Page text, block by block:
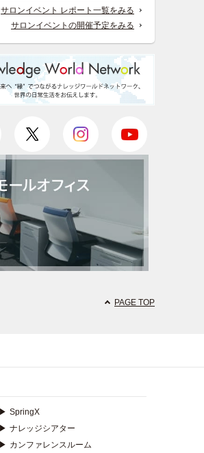
サロンイベント レポート一覧をみる
サロンイベントの開催予定をみる
PAGE TOP
▶ SpringX
▶ ナレッジシアター
▶ カンファレンスルーム